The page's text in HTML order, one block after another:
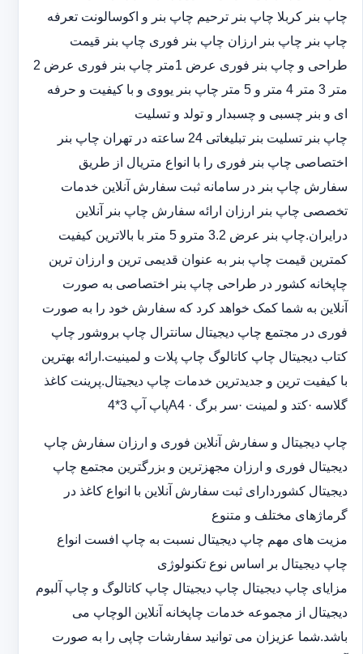
چاپ بنر کربلا چاپ بنر ترحیم چاپ بنر و اکوسالونت تعرفه
چاپ بنر چاپ بنر ارزان چاپ بنر فوری چاپ بنر قیمت
طراحی و چاپ بنر فوری عرض 1متر چاپ بنر فوری عرض 2
متر 3 متر 4 متر و 5 متر چاپ بنر یووی و با کیفیت و حرفه
ای و بنر چسبی و چسبدار و تولد و تسلیت
چاپ بنر تسلیت بنر تبلیغاتی 24 ساعته در تهران چاپ بنر
اختصاصی چاپ بنر فوری را با انواع متریال از طریق
سفارش چاپ بنر در سامانه ثبت سفارش آنلاین خدمات
تخصصی چاپ بنر ارزان ارائه سفارش چاپ بنر آنلاین
درایران.چاپ بنر عرض 3.2 مترو 5 متر با بالاترین کیفیت
کمترین قیمت چاپ بنر به عنوان قدیمی ترین و ارزان ترین
چاپخانه کشور در طراحی چاپ بنر اختصاصی به صورت
آنلاین به شما کمک خواهد کرد که سفارش خود را به صورت
فوری در مجتمع چاپ دیجیتال سانترال چاپ بروشور چاپ
کتاب دیجیتال چاپ کاتالوگ چاپ پلات و لمینیت.ارائه بهترین
با کیفیت ترین و جدیدترین خدمات چاپ دیجیتال.پرینت کاغذ
گلاسه ·‎کتد و لمینت ·‎سر برگ A4 ·‎پاپ آپ 3*4
چاپ دیجیتال و سفارش آنلاین فوری و ارزان سفارش چاپ
دیجیتال فوری و ارزان مجهزترین و بزرگترین مجتمع چاپ
دیجیتال کشوردارای ثبت سفارش آنلاین با انواع کاغذ در
گرماژهای مختلف و متنوع
مزیت های مهم چاپ دیجیتال نسبت به چاپ افست انواع
چاپ دیجیتال بر اساس نوع تکنولوژی
مزایای چاپ دیجیتال چاپ دیجیتال چاپ کاتالوگ و چاپ آلبوم
دیجیتال از مجموعه خدمات چاپخانه آنلاین الوچاپ می
باشد.شما عزیزان می توانید سفارشات چاپی را به صورت